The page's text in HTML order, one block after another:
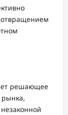
решающее
рынка,